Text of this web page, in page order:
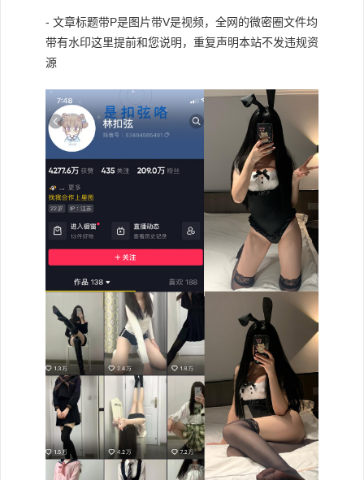
- 文章标题带P是图片带V是视频，全网的微密圈文件均
带有水印这里提前和您说明，重复声明本站不发违规资
源